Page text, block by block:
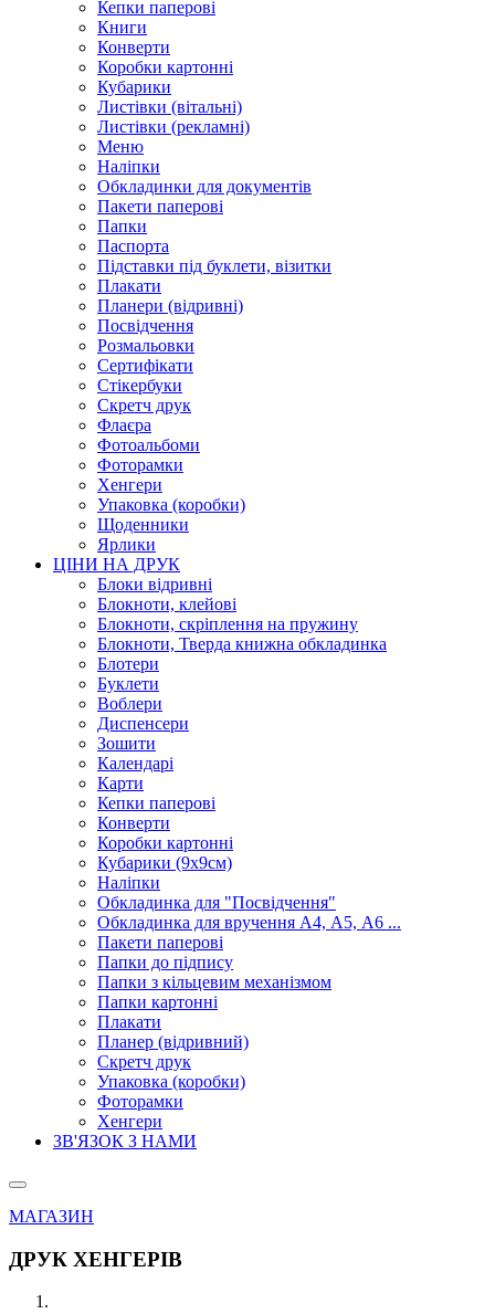
Кепки паперові
Книги
Конверти
Коробки картонні
Кубарики
Листівки (вітальні)
Листівки (рекламні)
Меню
Наліпки
Обкладинки для документів
Пакети паперові
Папки
Паспорта
Підставки під буклети, візитки
Плакати
Планери (відривні)
Посвідчення
Розмальовки
Сертифікати
Стікербуки
Скретч друк
Флаєра
Фотоальбоми
Фоторамки
Хенгери
Упаковка (коробки)
Щоденники
Ярлики
ЦІНИ НА ДРУК
Блоки відривні
Блокноти, клейові
Блокноти, скріплення на пружину
Блокноти, Тверда книжна обкладинка
Блотери
Буклети
Воблери
Диспенсери
Зошити
Календарі
Карти
Кепки паперові
Конверти
Коробки картонні
Кубарики (9х9см)
Наліпки
Обкладинка для "Посвідчення"
Обкладинка для вручення А4, А5, А6 ...
Пакети паперові
Папки до підпису
Папки з кільцевим механізмом
Папки картонні
Плакати
Планер (відривний)
Скретч друк
Упаковка (коробки)
Фоторамки
Хенгери
ЗВ'ЯЗОК З НАМИ
МАГАЗИН
ДРУК ХЕНГЕРІВ